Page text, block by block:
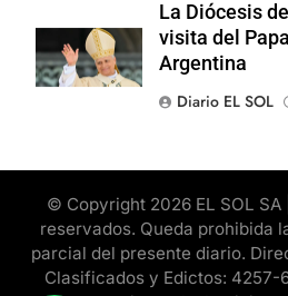
La Diócesis
visita del
Argentina
Diario EL SOL
© Copyright 2026 EL SOL
reservados. Queda prohibida
parcial del presente diario.
Clasificados y Edictos: 4257-